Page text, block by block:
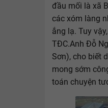
đầu mối là xã
các xóm làng
ắng lạ. Tuy
TĐC.Anh Đỗ
Sơn), cho biết
mong sớm
toán chuyện